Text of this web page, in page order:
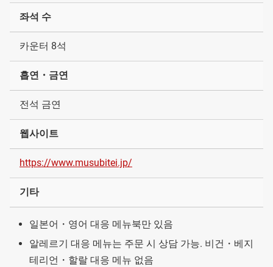
좌석 수
카운터 8석
흡연・금연
전석 금연
웹사이트
https://www.musubitei.jp/
기타
일본어・영어 대응 메뉴북만 있음
알레르기 대응 메뉴는 주문 시 상담 가능. 비건・베지
테리언・할랄 대응 메뉴 없음